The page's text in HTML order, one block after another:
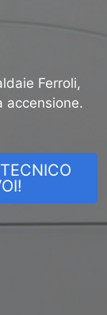
Ferroli,
accensione.